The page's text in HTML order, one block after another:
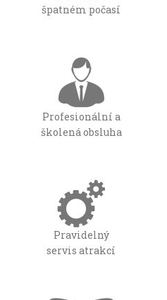
špatném počasí
Profesionální a
školená obsluha
Pravidelný
servis atrakcí